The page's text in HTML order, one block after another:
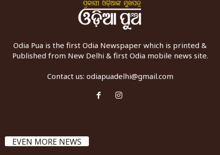
Odia Pua is the first Odia Newspaper which is printed &
Published from New Delhi & first Odia mobile news site.
Contact us: odiapuadelhi@gmail.com
EVEN MORE NEWS